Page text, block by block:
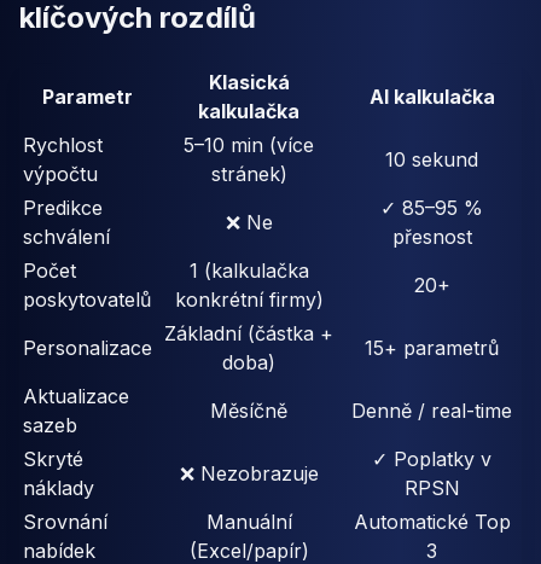
klíčových rozdílů
Parametr
Klasická
kalkulačka
AI kalkulačka
Rychlost
výpočtu
5–10 min (více
stránek)
10 sekund
Predikce
schválení
❌ Ne
✓ 85–95 %
přesnost
Počet
poskytovatelů
1 (kalkulačka
konkrétní firmy)
20+
Personalizace
Základní (částka +
doba)
15+ parametrů
Aktualizace
sazeb
Měsíčně
Denně / real-time
Skryté
náklady
❌ Nezobrazuje
✓ Poplatky v
RPSN
Srovnání
nabídek
Manuální
(Excel/papír)
Automatické Top
3